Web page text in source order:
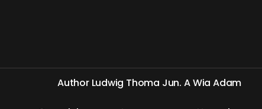
Author Ludwig Thoma Jun. AWia Adam